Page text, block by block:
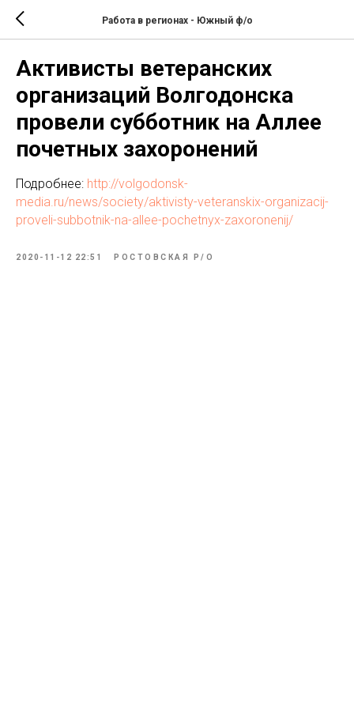
Работа в регионах - Южный ф/о
Активисты ветеранских
организаций Волгодонска
провели субботник на Аллее
почетных захоронений
Подробнее: http://volgodonsk-
media.ru/news/society/aktivisty-veteranskix-organizacij-
proveli-subbotnik-na-allee-pochetnyx-zaxoronenij/
2020-11-12 22:51 РОСТОВСКАЯ Р/О